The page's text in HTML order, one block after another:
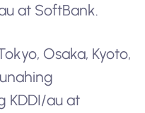
at SoftBank.
Osaka, Kyoto,
KDDI/au at